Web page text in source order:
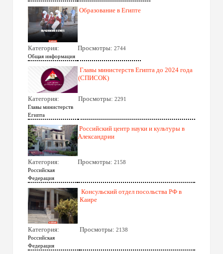
Образование в Египте
Категория:
Общая информация
Просмотры: 2744
Главы министерств Египта до 2024 года
(СПИСОК)
Категория:
Главы министерств
Египта
Просмотры: 2291
Российский центр науки и культуры в
Александрии
Категория:
Российская
Федерация
Просмотры: 2158
Консульский отдел посольства РФ в
Каире
Категория:
Российская
Федерация
Просмотры: 2138